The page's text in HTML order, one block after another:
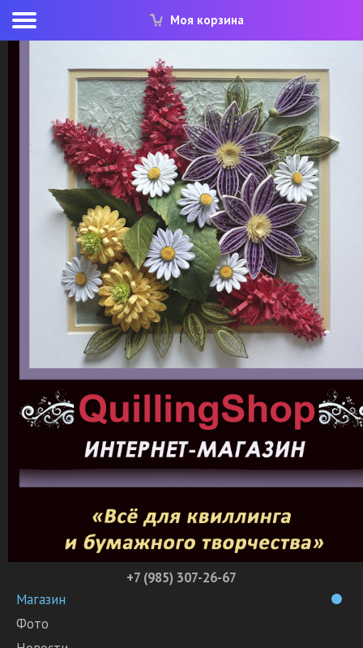
Моя корзина
+7 (985) 307-26-67
Магазин
Фото